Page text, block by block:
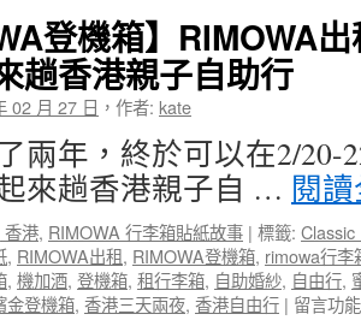
喝
玩
樂
~
香
港
親
子
天
兩
夜
自
心
海
景
酒
店
飯
店
L’hotel
超
省
錢
攻
登機箱】RIMOWA
趟香港親子自助行
02 月 27 日 ， 作者: kate
兩年，終於可以在2/20-
來趟香港親子自 … 閱
港, RIMOWA 行李箱貼紙故事 | 標籤: Classic
, RIMOWA出租, RIMOWA登機箱, rimowa行李
, 機加酒, 登機箱, 租行李箱, 自助婚紗, 自由行,
金登機箱, 香港三天兩夜, 香港自由行 | 在
留言功